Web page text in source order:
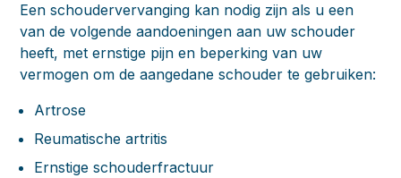
Een schoudervervanging kan nodig zijn als u een
van de volgende aandoeningen aan uw schouder
heeft, met ernstige pijn en beperking van uw
vermogen om de aangedane schouder te gebruiken:
Artrose
Reumatische artritis
Ernstige schouderfractuur